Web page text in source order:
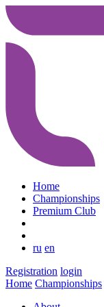
Home
Championships
Premium Club
ru en
Registration login
Home Championships